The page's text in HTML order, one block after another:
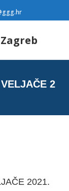
2
2021.